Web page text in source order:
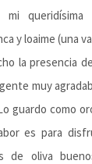
queridísima
y loaime (una
la presencia
muy
guardo como
es para
de oliva